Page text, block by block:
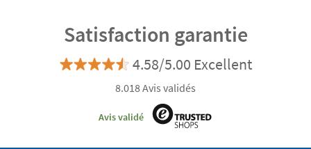
Satisfaction garantie
4.58/5.00 Excellent
8.018 Avis validés
Avis validé